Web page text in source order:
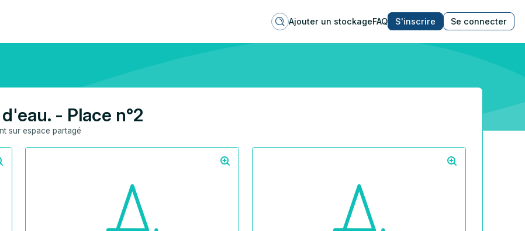
Ajouter un stockageFAQ S'inscrire Se connecter
- Place n°2
sur espace partagé